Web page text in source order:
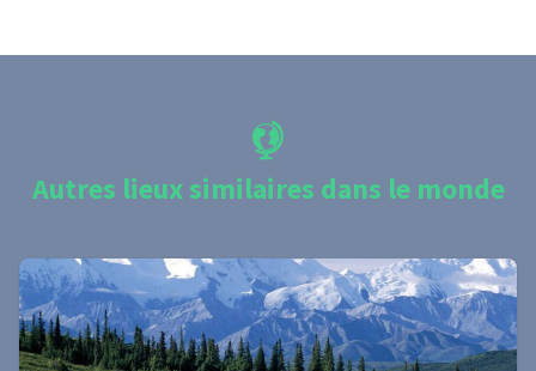
Autres lieux similaires dans le monde